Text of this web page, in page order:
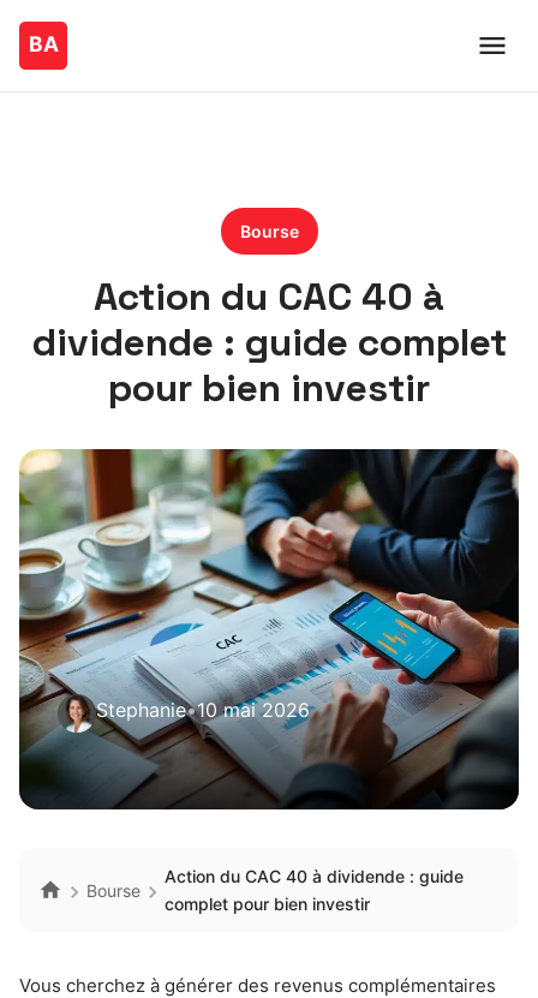
Bourse
Action du CAC 40 à
dividende : guide complet
pour bien investir
Stephanie•10 mai 2026
Bourse
Action du CAC 40 à dividende : guide
complet pour bien investir
Vous cherchez à générer des revenus complémentaires